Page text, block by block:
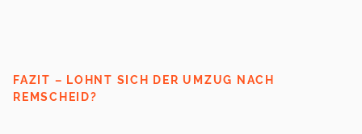
FAZIT – LOHNT SICH DER UMZUG NACH
REMSCHEID?